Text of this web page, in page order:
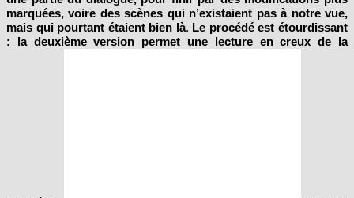
marquées, voire des scènes qui n’existaient pas à notre vue,
mais qui pourtant étaient bien là. Le procédé est étourdissant
: la deuxième version permet une lecture en creux de la